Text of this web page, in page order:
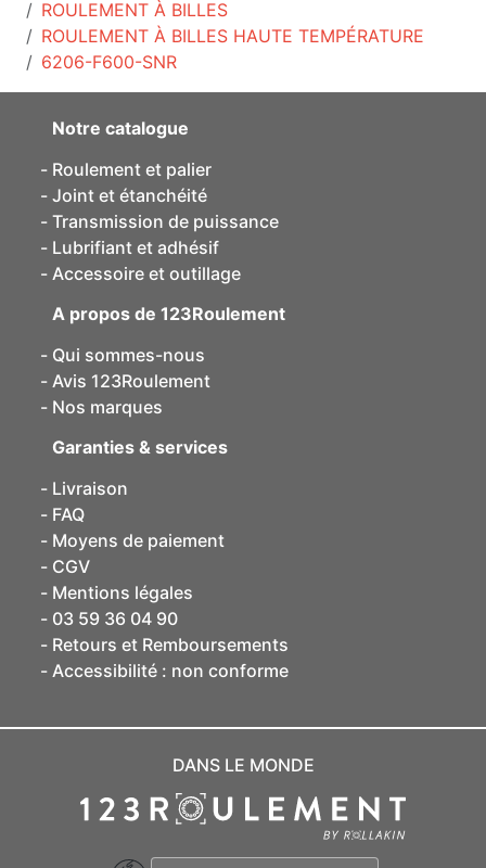
ROULEMENT À BILLES
ROULEMENT À BILLES HAUTE TEMPÉRATURE
6206-F600-SNR
Notre catalogue
Roulement et palier
Joint et étanchéité
Transmission de puissance
Lubrifiant et adhésif
Accessoire et outillage
A propos de 123Roulement
Qui sommes-nous
Avis 123Roulement
Nos marques
Garanties & services
Livraison
FAQ
Moyens de paiement
CGV
Mentions légales
03 59 36 04 90
Retours et Remboursements
Accessibilité : non conforme
DANS LE MONDE